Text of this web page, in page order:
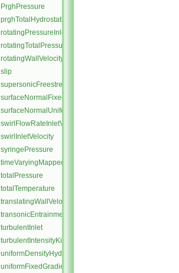
PrghPressure
prghTotalHydrostaticPressure
rotatingPressureInletOutletVelocity
rotatingTotalPressure
rotatingWallVelocity
slip
supersonicFreestream
surfaceNormalFixedValue
surfaceNormalUniformFixedValue
swirlFlowRateInletVelocity
swirlInletVelocity
syringePressure
timeVaryingMappedFixedValue
totalPressure
totalTemperature
translatingWallVelocity
transonicEntrainmentPressure
turbulentInlet
turbulentIntensityKineticEnergyInlet
uniformDensityHydrostaticPressure
uniformFixedGradient